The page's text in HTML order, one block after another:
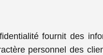
fournit des
personnel des